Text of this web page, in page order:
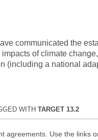
communicated the
of climate
(including a national
WITH TARGET 13.2
agreements. Use the links